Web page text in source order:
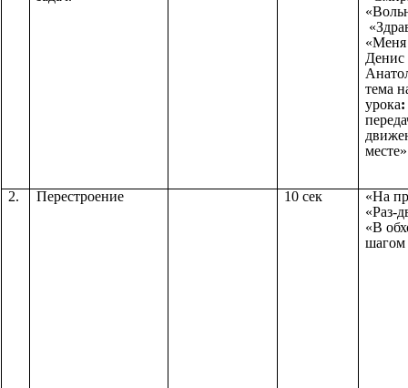
«Меня
Денис
тема
урока:
месте»
2. Перестроение 10 сек
«На
«Раз-
«В